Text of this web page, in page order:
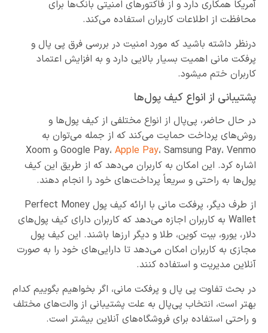
آمریکا همکاری دارد و از فاکتورهای امنیتی بانک‌ها برای
محافظت از اطلاعات کاربران استفاده می‌کند.
درنظر داشته باشید که مورد امنیت در بررسی فرق پی پال و
پرفکت مانی اهمیت بسیار بالایی دارد و به افزایش اعتماد
کاربران ختم میشود.
پشتیبانی از انواع کیف پول‌ها
در حال حاضر، پی‌پال از انواع مختلفی از کیف پول‌ها و
روش‌های پرداخت حمایت می‌کند که از جمله می‌توان به
Google Pay، Apple Pay
، Samsung Pay، Venmo و Xoom
اشاره کرد. این امکان به کاربران می‌دهد که از طریق این کیف
پول‌ها به راحتی و سریعاً پرداخت‌های خود را انجام دهند.
از طرف دیگر، پرفکت مانی با ارائه کیف پول Perfect Money
Wallet به کاربران اجازه می‌دهد که کاربران دارای کیف پول‌های
دلار، یورو، بیت کوین، طلا و دیگر ارزها باشند. این کیف پول
مجازی به کاربران امکان می‌دهد تا دارایی‌های خود را به صورت
آنلاین مدیریت و استفاده کنند.
در بحث تفاوت پی پال و پرفکت مانی، اگر بخواهیم بگوییم کدام
بهتر است، انتخاب پی‌پال به علت پشتیبانی از والت‌های مختلف
و راحتی استفاده برای فروشگاه‌های آنلاین بیشتر است.